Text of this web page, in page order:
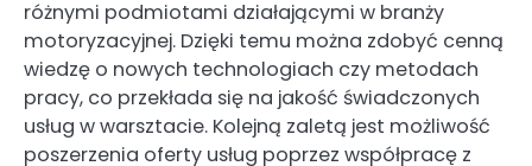
różnymi podmiotami działającymi w branży
motoryzacyjnej. Dzięki temu można zdobyć cenną
wiedzę o nowych technologiach czy metodach
pracy, co przekłada się na jakość świadczonych
usług w warsztacie. Kolejną zaletą jest możliwość
poszerzenia oferty usług poprzez współpracę z